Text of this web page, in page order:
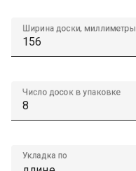
Ширина доски, миллиметры
Число досок в упаковке
Укладка по